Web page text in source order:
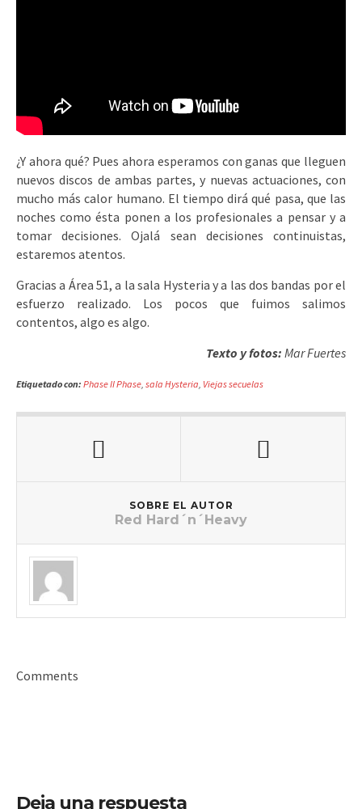
¿Y ahora qué? Pues ahora esperamos con ganas que lleguen
nuevos discos de ambas partes, y nuevas actuaciones, con
mucho más calor humano. El tiempo dirá qué pasa, que las
noches como ésta ponen a los profesionales a pensar y a
tomar decisiones. Ojalá sean decisiones continuistas,
estaremos atentos.
Gracias a Área 51, a la sala Hysteria y a las dos bandas por el
esfuerzo realizado. Los pocos que fuimos salimos
contentos, algo es algo.
Texto y fotos: Mar Fuertes
Etiquetado con: Phase II Phase, sala Hysteria, Viejas secuelas
SOBRE EL AUTOR
Red Hard´n´Heavy
Comments
Deja una respuesta